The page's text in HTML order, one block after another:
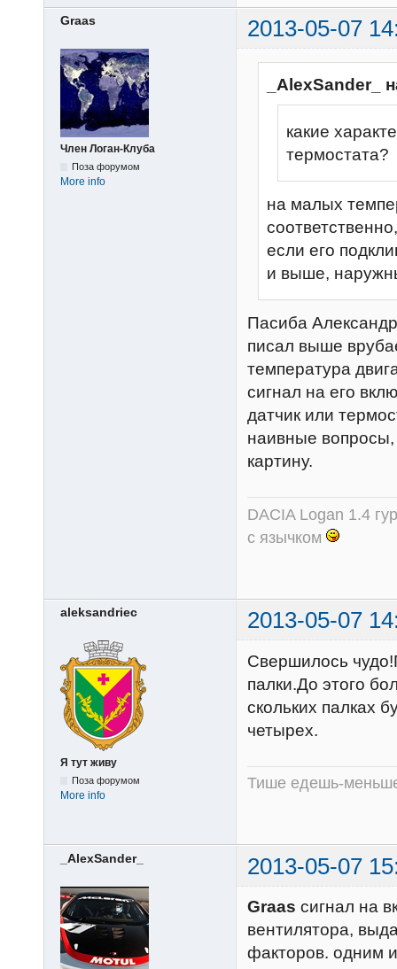
Graas 2013-05-07
Член Логан-Клуба
Поза форумом
More info
_AlexSander_
какие
термостата?
на малых
если его
и выше,
Пасиба
писал выше
температура
сигнал на его
датчик или
наивные
картину.
DACIA Logan 1.4
с язычком
aleksandriec 2013-05-07
Я тут живу
Поза форумом
More info
Свершилось
палки.До этого
скольких палках
четырех.
Тише едешь-
_AlexSander_ 2013-05-07
Graas сигнал на
вентилятора,
факторов. одним